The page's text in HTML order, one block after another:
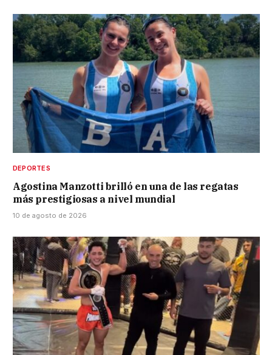
DEPORTES
Agostina Manzotti brilló en una de las regatas
más prestigiosas a nivel mundial
10 de agosto de 2026